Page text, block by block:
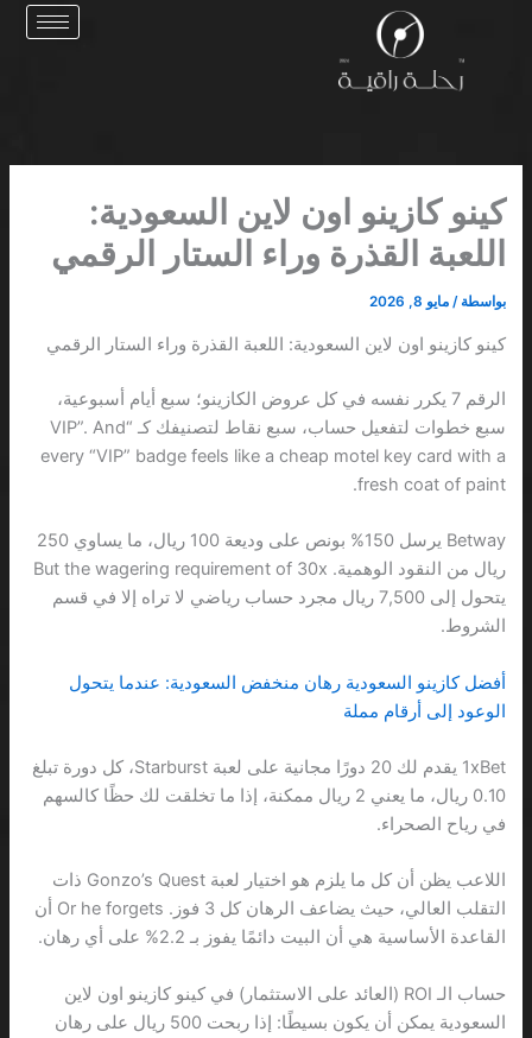
كينو كازينو اون لاين السعودية:
اللعبة القذرة وراء الستار الرقمي
بواسطة /مايو 8, 2026
كينو كازينو اون لاين السعودية: اللعبة القذرة وراء الستار الرقمي
الرقم 7 يكرر نفسه في كل عروض الكازينو؛ سبع أيام أسبوعية،
سبع خطوات لتفعيل حساب، سبع نقاط لتصنيفك كـ “VIP”. And
every “VIP” badge feels like a cheap motel key card with a
fresh coat of paint.
Betway يرسل 150% بونص على وديعة 100 ريال، ما يساوي 250
ريال من النقود الوهمية. But the wagering requirement of 30x
يتحول إلى 7,500 ريال مجرد حساب رياضي لا تراه إلا في قسم
الشروط.
أفضل كازينو السعودية رهان منخفض السعودية: عندما يتحول
الوعود إلى أرقام مملة
1xBet يقدم لك 20 دورًا مجانية على لعبة Starburst، كل دورة تبلغ
0.10 ريال، ما يعني 2 ريال ممكنة، إذا ما تخلقت لك حظًا كالسهم
في رياح الصحراء.
اللاعب يظن أن كل ما يلزم هو اختيار لعبة Gonzo’s Quest ذات
التقلب العالي، حيث يضاعف الرهان كل 3 فوز. Or he forgets أن
القاعدة الأساسية هي أن البيت دائمًا يفوز بـ 2.2% على أي رهان.
حساب الـ ROI (العائد على الاستثمار) في كينو كازينو اون لاين
السعودية يمكن أن يكون بسيطًا: إذا ربحت 500 ريال على رهان